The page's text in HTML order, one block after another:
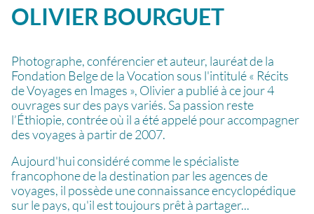
OLIVIER BOURGUET
Photographe, conférencier et auteur, lauréat de la
Fondation Belge de la Vocation sous l'intitulé « Récits
de Voyages en Images », Olivier a publié à ce jour 4
ouvrages sur des pays variés. Sa passion reste
l’Éthiopie, contrée où il a été appelé pour accompagner
des voyages à partir de 2007.
Aujourd'hui considéré comme le spécialiste
francophone de la destination par les agences de
voyages, il possède une connaissance encyclopédique
sur le pays, qu'il est toujours prêt à partager...